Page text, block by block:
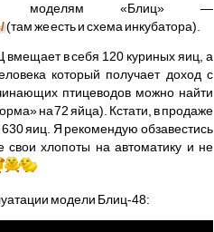
моделям «Блиц» —
(там же есть и схема инкубатора).
в себя 120 куриных яиц, а
который получает доход с
птицеводов можно найти
на 72 яйца). Кстати, в продаже
яиц. Я рекомендую обзавестись
свои хлопоты на автоматику и не
модели Блиц-48: